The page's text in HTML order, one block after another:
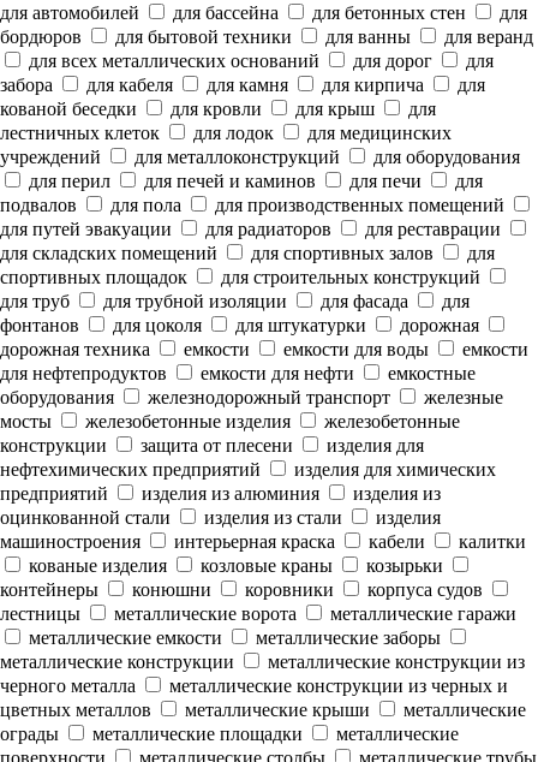
для автомобилей
для бассейна для бетонных стен
для
бордюров
для бытовой техники для ванны
для веранд
для всех металлических оснований
для дорог
для
забора
для кабеля для камня для кирпича
для
кованой беседки
для кровли для крыш
для
лестничных клеток
для лодок
для медицинских
учреждений
для металлоконструкций
для оборудования
для перил
для печей и каминов для печи
для
подвалов
для пола
для производственных помещений
для путей эвакуации
для радиаторов
для реставрации
для складских помещений
для спортивных залов
для
спортивных площадок
для строительных конструкций
для труб
для трубной изоляции для фасада
для
фонтанов
для цоколя для штукатурки
дорожная
дорожная техника
емкости емкости для воды
емкости
для нефтепродуктов
емкости для нефти
емкостные
оборудования
железнодорожный транспорт
железные
мосты
железобетонные изделия
железобетонные
конструкции
защита от плесени
изделия для
нефтехимических предприятий
изделия для химических
предприятий
изделия из алюминия
изделия из
оцинкованной стали
изделия из стали
изделия
машиностроения
интерьерная краска кабели
калитки
кованые изделия
козловые краны
козырьки
контейнеры
конюшни коровники
корпуса судов
лестницы
металлические ворота
металлические гаражи
металлические емкости
металлические заборы
металлические конструкции
металлические конструкции из
черного металла
металлические конструкции из черных и
цветных металлов
металлические крыши
металлические
ограды
металлические площадки
металлические
поверхности
металлические столбы металлические трубы